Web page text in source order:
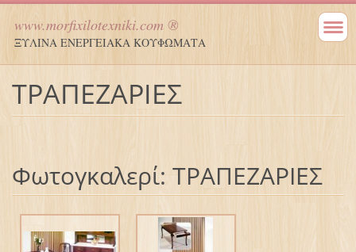
www.morfixilotexniki.com ®
ΞΥΛΙΝΑ ΕΝΕΡΓΕΙΑΚΑ ΚΟΥΦΩΜΑΤΑ
ΤΡΑΠΕΖΑΡΙΕΣ
Φωτογκαλερί: ΤΡΑΠΕΖΑΡΙΕΣ